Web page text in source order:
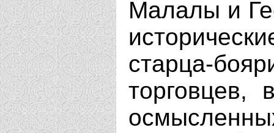
Малалы и
старца-
торговцев,